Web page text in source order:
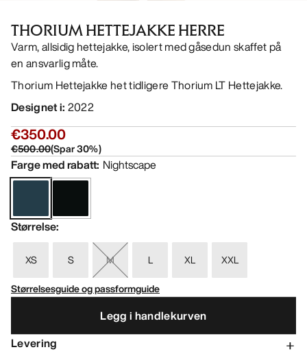
THORIUM HETTEJAKKE HERRE
Varm, allsidig hettejakke, isolert med gåsedun skaffet på
en ansvarlig måte.
Thorium Hettejakke het tidligere Thorium LT Hettejakke.
Designet i: 2022
€350.00
€500.00(Spar30%)
Farge med rabatt: Nightscape
Størrelse:
XS S M L XL
XXL
Størrelsesguide og passformguide
Legg i handlekurven
Levering